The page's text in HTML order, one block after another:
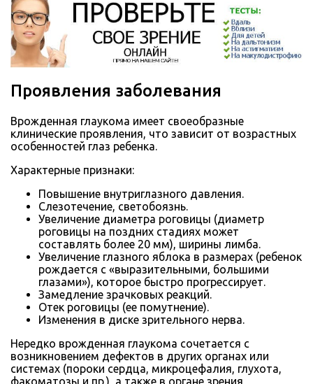
Проявления заболевания
Врожденная глаукома имеет своеобразные
клинические проявления, что зависит от возрастных
особенностей глаз ребенка.
Характерные признаки:
Повышение внутриглазного давления.
Слезотечение, светобоязнь.
Увеличение диаметра роговицы (диаметр
роговицы на поздних стадиях может
составлять более 20 мм), ширины лимба.
Увеличение глазного яблока в размерах (ребенок
рождается с «выразительными, большими
глазами»), которое быстро прогрессирует.
Замедление зрачковых реакций.
Отек роговицы (ее помутнение).
Изменения в диске зрительного нерва.
Нередко врожденная глаукома сочетается с
возникновением дефектов в других органах или
системах (пороки сердца, микроцефалия, глухота,
факоматозы и пр.), а также в органе зрения